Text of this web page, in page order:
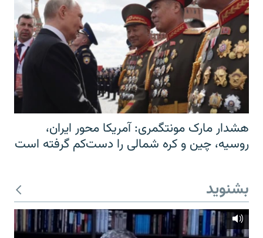
هشدار مارک مونتگمری: آمریکا محور ایران،
روسیه، چین و کره شمالی را دست‌کم گرفته است
بشنوید